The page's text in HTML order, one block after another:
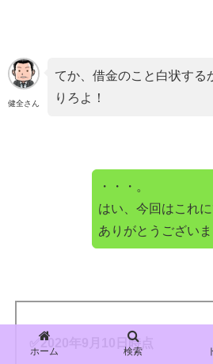
健全さん
てか、借金のこと白状する
りろよ！
・・・。
はい、今回はこれに
ありがとうございま
✅2020年9月10日時点
ホーム 検索